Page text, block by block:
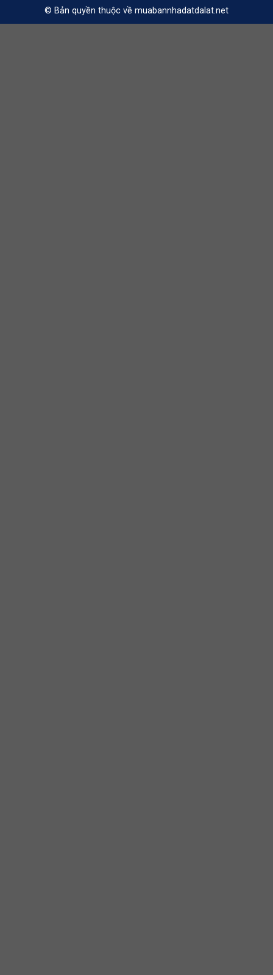
© Bản quyền thuộc về muabannhadatdalat.net